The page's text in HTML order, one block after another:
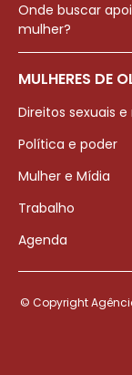
Onde buscar
mulher?
MULHERES DE
Direitos sexuais
Política e poder
Mulher e Mídia
Trabalho
Agenda
© Copyright